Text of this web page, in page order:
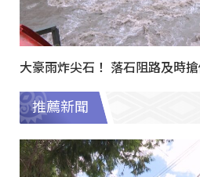
大豪雨炸尖石！ 落石阻路及時
推薦新聞